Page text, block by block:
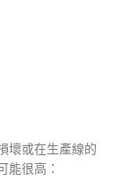
壞或在生產線的
能很高：